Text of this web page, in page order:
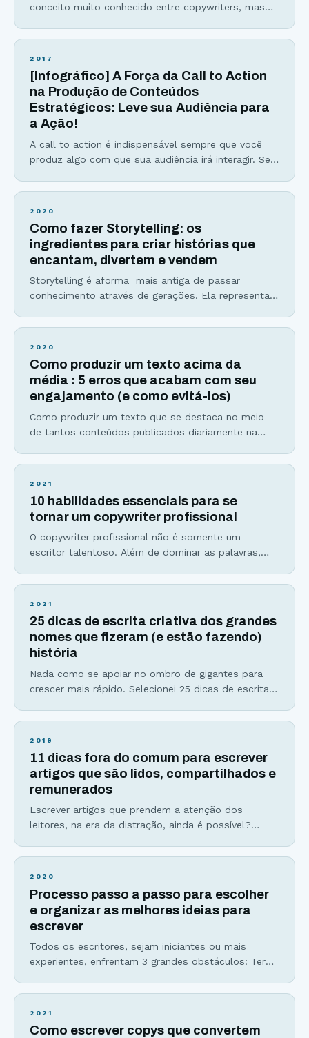
conceito muito conhecido entre copywriters, mas
um mundo tão multipotencial como o de hoje, ter
desafio do escritor
2017
[Infográfico] A Força da Call to Action
na Produção de Conteúdos
Estratégicos: Leve sua Audiência para
a Ação!
A call to action é indispensável sempre que você
produz algo com que sua audiência irá interagir. Se
conteúdo, comente, se inscreva na sua lista de
ação de marketing digital
2020
Como fazer Storytelling: os
ingredientes para criar histórias que
encantam, divertem e vendem
Storytelling é aforma mais antiga de passar
conhecimento através de gerações. Ela representa
criamos opiniões, já que somos influenciados por
milionárias dos filmes da Marvel, a audiência
gigantesca de serviços de streamig
2020
Como produzir um texto acima da
média : 5 erros que acabam com seu
engajamento (e como evitá-los)
Como produzir um texto que se destaca no meio
de tantos conteúdos publicados diariamente na
de alta qualidade. Mas, para conseguir esse feito,
desejo. O ideal é conseguir fazer as
2021
10 habilidades essenciais para se
tornar um copywriter profissional
O copywriter profissional não é somente um
escritor talentoso. Além de dominar as palavras,
verdadeiras por trás da decisão de compra como
redes sociais, em mecanismos de busca e até
escreve scripts de
2021
25 dicas de escrita criativa dos grandes
nomes que fizeram (e estão fazendo)
história
Nada como se apoiar no ombro de gigantes para
crescer mais rápido. Selecionei 25 dicas de escrita
copywriters mundialmente conhecidos para você se
mesmo papel – George Orwell Usar palavras
2019
11 dicas fora do comum para escrever
artigos que são lidos, compartilhados e
remunerados
Escrever artigos que prendem a atenção dos
leitores, na era da distração, ainda é possível?
leem mais. Talvez você acredite que a internet é
foram as mídias: texto, audio,
2020
Processo passo a passo para escolher
e organizar as melhores ideias para
escrever
Todos os escritores, sejam iniciantes ou mais
experientes, enfrentam 3 grandes obstáculos: Ter
procrastinação para começar seu texto; Dúvidas na
2021
Como escrever copys que convertem